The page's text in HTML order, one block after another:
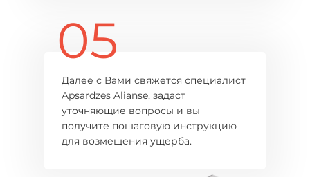
Далее с Вами свяжется специалист
Apsardzes Alianse, задаст
уточняющие вопросы и вы
получите пошаговую инструкцию
для возмещения ущерба.
05